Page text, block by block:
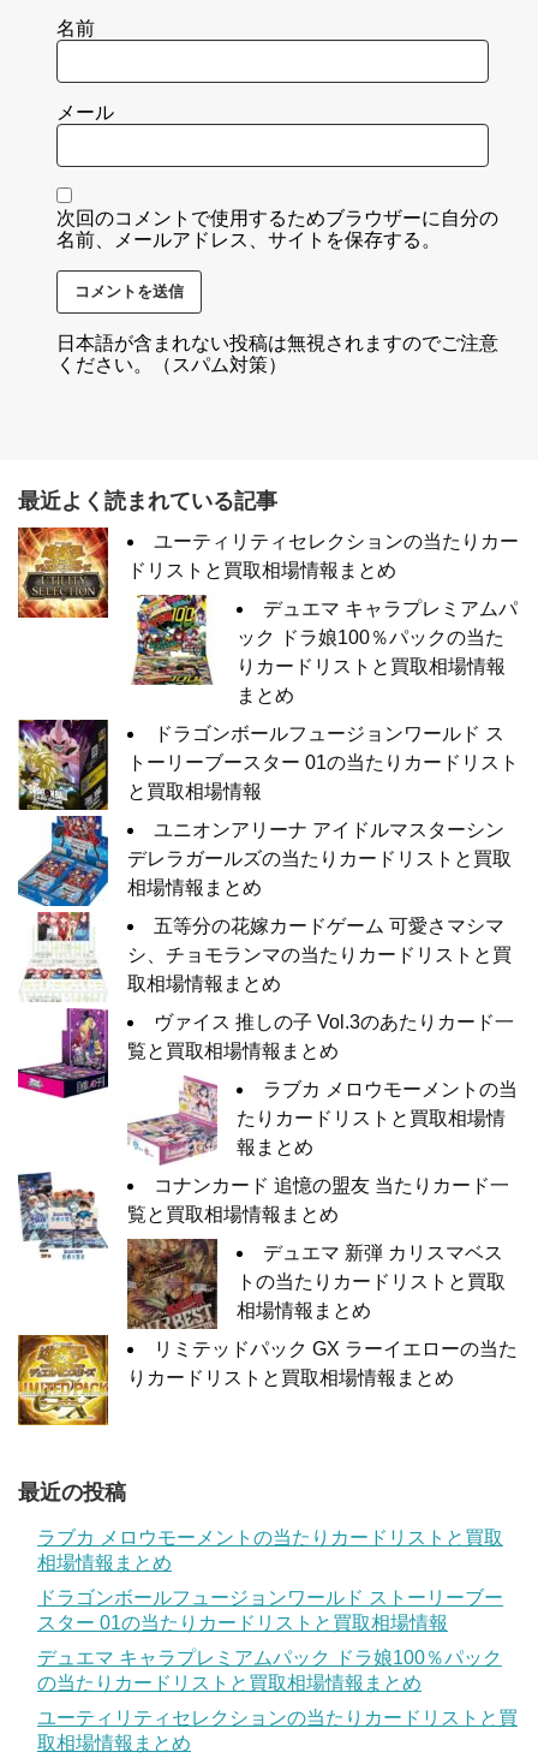
名前
メール
次回のコメントで使用するためブラウザーに自分の
名前、メールアドレス、サイトを保存する。
日本語が含まれない投稿は無視されますのでご注意
ください。（スパム対策）
最近よく読まれている記事
ユーティリティセレクションの当たりカー
ドリストと買取相場情報まとめ
デュエマ キャラプレミアムパ
ック ドラ娘100％パックの当た
りカードリストと買取相場情報
まとめ
ドラゴンボールフュージョンワールド ス
トーリーブースター 01の当たりカードリスト
と買取相場情報
ユニオンアリーナ アイドルマスターシン
デレラガールズの当たりカードリストと買取
相場情報まとめ
五等分の花嫁カードゲーム 可愛さマシマ
シ、チョモランマの当たりカードリストと買
取相場情報まとめ
ヴァイス 推しの子 Vol.3のあたりカード一
覧と買取相場情報まとめ
ラブカ メロウモーメントの当
たりカードリストと買取相場情
報まとめ
コナンカード 追憶の盟友 当たりカード一
覧と買取相場情報まとめ
デュエマ 新弾 カリスマベス
トの当たりカードリストと買取
相場情報まとめ
リミテッドパック GX ラーイエローの当た
りカードリストと買取相場情報まとめ
最近の投稿
ラブカ メロウモーメントの当たりカードリストと買取
相場情報まとめ
ドラゴンボールフュージョンワールド ストーリーブー
スター 01の当たりカードリストと買取相場情報
デュエマ キャラプレミアムパック ドラ娘100％パック
の当たりカードリストと買取相場情報まとめ
ユーティリティセレクションの当たりカードリストと買
取相場情報まとめ